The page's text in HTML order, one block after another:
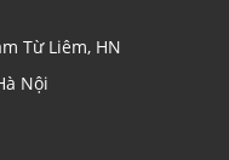
Từ Liêm, HN
Nội